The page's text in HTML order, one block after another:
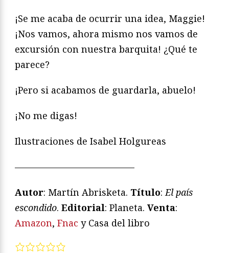
¡Se me acaba de ocurrir una idea, Maggie!
¡Nos vamos, ahora mismo nos vamos de
excursión con nuestra barquita! ¿Qué te
parece?
¡Pero si acabamos de guardarla, abuelo!
¡No me digas!
Ilustraciones de Isabel Holgureas
—————————————
Autor: Martín Abrisketa. Título:El país
escondido. Editorial: Planeta. Venta:
Amazon, Fnac y Casa del libro